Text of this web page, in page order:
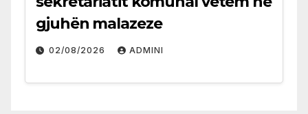
gjuhën malazeze
02/08/2026 ADMINI